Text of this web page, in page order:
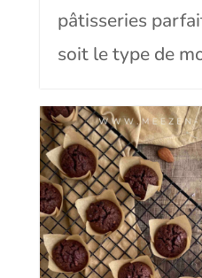
pâtisseries
soit le type de